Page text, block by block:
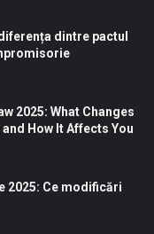
dintre pactul
2025: What Changes
How It Affects You
2025: Ce modificări